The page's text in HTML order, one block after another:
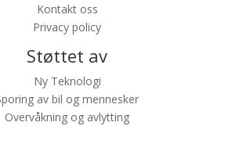
Kontakt oss
Privacy policy
Støttet av
Ny Teknologi
av bil og mennesker
Overvåkning og avlytting